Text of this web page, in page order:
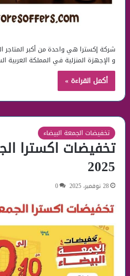
شركة إكسترا هي واحدة من أكبر المتاجر
و الإجهزة المنزلية في المملكة العربية
أكمل القراءة »
تخفيضات الجمعة البيضاء
تخفيضات اكسترا
2025
28 نوفمبر، 2025 0